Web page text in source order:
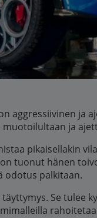
aggressiivinen ja
muotoilultaan ja
pikaisellakin
tuonut hänen
odotus palkitaan.
Se tulee